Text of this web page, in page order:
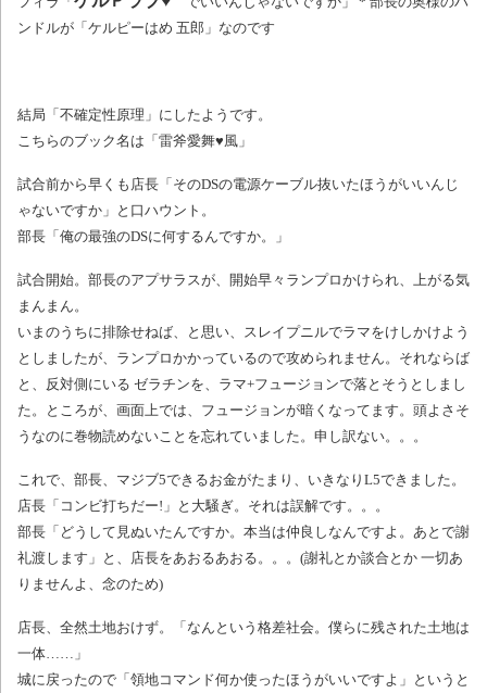
ンドルが「ケルピーはめ 五郎」なのです
結局「不確定性原理」にしたようです。
こちらのブック名は「雷斧愛舞♥風」
試合前から早くも店長「そのDSの電源ケーブル抜いたほうがいいんじ
ゃないですか」と口ハウント。
部長「俺の最強のDSに何するんですか。」
試合開始。部長のアプサラスが、開始早々ランプロかけられ、上がる気
まんまん。
いまのうちに排除せねば、と思い、スレイプニルでラマをけしかけよう
としましたが、ランプロかかっているので攻められません。それならば
と、反対側にいる ゼラチンを、ラマ+フュージョンで落とそうとしまし
た。ところが、画面上では、フュージョンが暗くなってます。頭よさそ
うなのに巻物読めないことを忘れていました。申し訳ない。。。
これで、部長、マジブ5できるお金がたまり、いきなりL5できました。
店長「コンビ打ちだー!」と大騒ぎ。それは誤解です。。。
部長「どうして見ぬいたんですか。本当は仲良しなんですよ。あとで謝
礼渡します」と、店長をあおるあおる。。。(謝礼とか談合とか 一切あ
りませんよ、念のため)
店長、全然土地おけず。「なんという格差社会。僕らに残された土地は
一体……」
城に戻ったので「領地コマンド何か使ったほうがいいですよ」というと